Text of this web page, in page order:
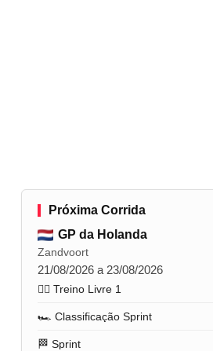
Próxima Corrida
GP da Holanda
Zandvoort
21/08/2026 a 23/08/2026
🏋️‍♂️ Treino Livre 1
🏎️ Classificação Sprint
🏁 Sprint